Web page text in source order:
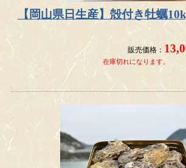
【岡山県日生産】殻付き牡蠣
販売価格：
在庫切れになります。